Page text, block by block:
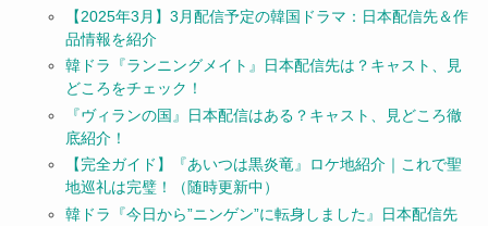
【2025年3月】3月配信予定の韓国ドラマ：日本配信先＆作
品情報を紹介
韓ドラ『ランニングメイト』日本配信先は？キャスト、見
どころをチェック！
『ヴィランの国』日本配信はある？キャスト、見どころ徹
底紹介！
【完全ガイド】『あいつは黒炎竜』ロケ地紹介｜これで聖
地巡礼は完璧！（随時更新中）
韓ドラ『今日から”ニンゲン”に転身しました』日本配信先